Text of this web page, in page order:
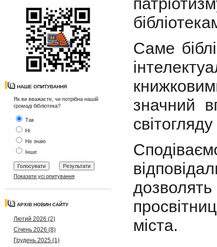
НАШЕ ОПИТУВАННЯ
Як ви вважаєте, чи потрібна нашій
громаді бібліотека?
Так
Ні
Не знаю
Інше
Показати усі опитування
АРХІВ НОВИН САЙТУ
Лютий 2026 (2)
Січень 2026 (8)
Грудень 2025 (1)
Саме
значний
міста.